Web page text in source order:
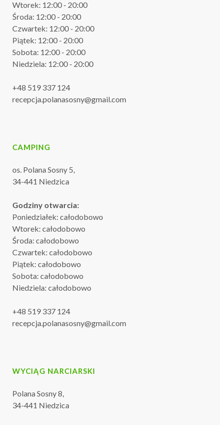
Wtorek: 12:00 - 20:00
Środa: 12:00 - 20:00
Czwartek: 12:00 - 20:00
Piątek: 12:00 - 20:00
Sobota: 12:00 - 20:00
Niedziela: 12:00 - 20:00
+48 519 337 124
recepcja.polanasosny@gmail.com
CAMPING
os. Polana Sosny 5,
34-441 Niedzica
Godziny otwarcia:
Poniedziałek: całodobowo
Wtorek: całodobowo
Środa: całodobowo
Czwartek: całodobowo
Piątek: całodobowo
Sobota: całodobowo
Niedziela: całodobowo
+48 519 337 124
recepcja.polanasosny@gmail.com
WYCIĄG NARCIARSKI
Polana Sosny 8,
34-441 Niedzica